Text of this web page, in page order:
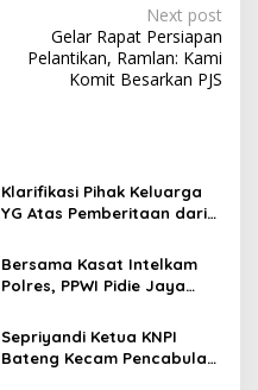
Next post
Gelar Rapat Persiapan
Pelantikan, Ramlan: Kami
Komit Besarkan PJS
Klarifikasi Pihak Keluarga
YG Atas Pemberitaan dari
Tidak Benar
Bersama Kasat Intelkam
Polres, PPWI Pidie Jaya
Sepriyandi Ketua KNPI
Bateng Kecam Pencabulan